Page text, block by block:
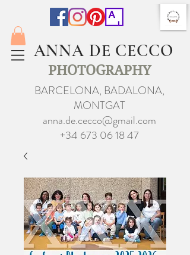
ANNA DE CECCO
PHOTOGRAPHY
BARCELONA, BADALONA,
MONTGAT
anna.de.cecco@gmail.com
+34 673 06 18 47